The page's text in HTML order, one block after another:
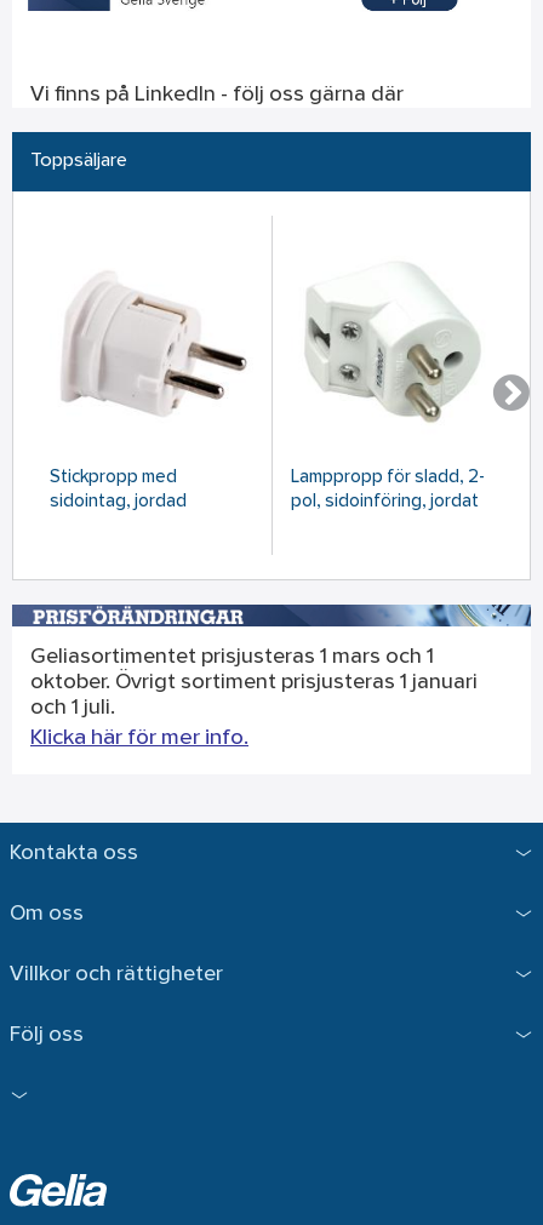
Vi finns på LinkedIn - följ oss gärna där
Toppsäljare
Stickpropp med
sidointag, jordad
Lamppropp för sladd, 2-
pol, sidoinföring, jordat
Geliasortimentet prisjusteras 1 mars och 1
oktober. Övrigt sortiment prisjusteras 1 januari
och 1 juli.
Klicka här för mer info.
Kontakta oss
Om oss
Villkor och rättigheter
Följ oss